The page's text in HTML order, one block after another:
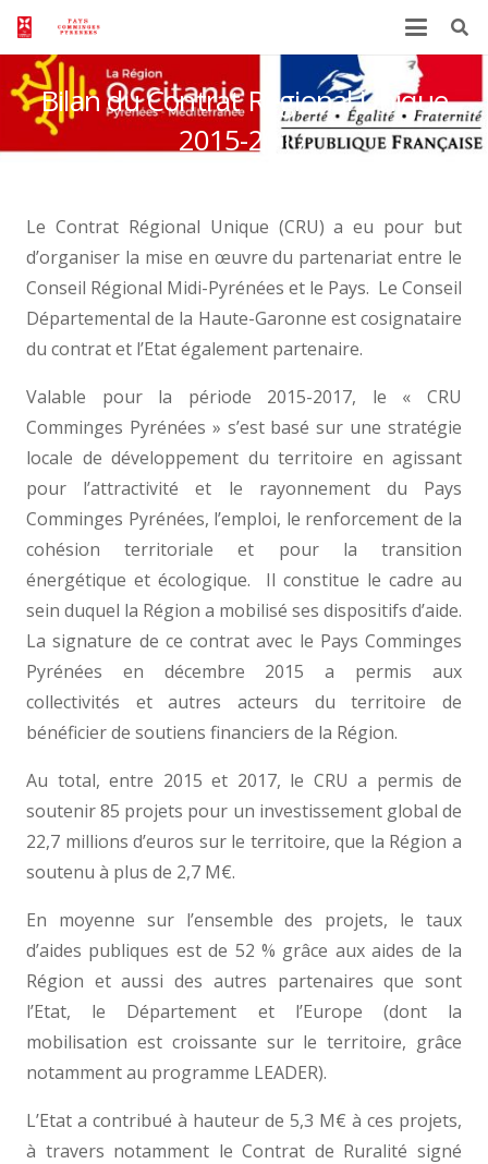
Bilan du Contrat Régional Unique
2015-2017
Le Contrat Régional Unique (CRU) a eu pour but
d’organiser la mise en œuvre du partenariat entre le
Conseil Régional Midi-Pyrénées et le Pays. Le Conseil
Départemental de la Haute-Garonne est cosignataire
du contrat et l’Etat également partenaire.
Valable pour la période 2015-2017, le « CRU
Comminges Pyrénées » s’est basé sur une stratégie
locale de développement du territoire en agissant
pour l’attractivité et le rayonnement du Pays
Comminges Pyrénées, l’emploi, le renforcement de la
cohésion territoriale et pour la transition
énergétique et écologique. Il constitue le cadre au
sein duquel la Région a mobilisé ses dispositifs d’aide.
La signature de ce contrat avec le Pays Comminges
Pyrénées en décembre 2015 a permis aux
collectivités et autres acteurs du territoire de
bénéficier de soutiens financiers de la Région.
Au total, entre 2015 et 2017, le CRU a permis de
soutenir 85 projets pour un investissement global de
22,7 millions d’euros sur le territoire, que la Région a
soutenu à plus de 2,7 M€.
En moyenne sur l’ensemble des projets, le taux
d’aides publiques est de 52 % grâce aux aides de la
Région et aussi des autres partenaires que sont
l’Etat, le Département et l’Europe (dont la
mobilisation est croissante sur le territoire, grâce
notamment au programme LEADER).
L’Etat a contribué à hauteur de 5,3 M€ à ces projets,
à travers notamment le Contrat de Ruralité signé